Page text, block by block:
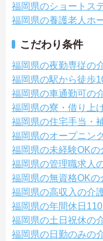
福岡県のショートス
福岡県の養護老人ホ
こだわり条件
福岡県の夜勤専従の
福岡県の駅から徒歩
福岡県の車通勤可の
福岡県の寮・借り上
福岡県の住宅手当・
福岡県のオープニン
福岡県の未経験OKの
福岡県の管理職求人
福岡県の無資格OKの
福岡県の高収入の介
福岡県の年間休日
福岡県の土日祝休の
福岡県の日勤のみの